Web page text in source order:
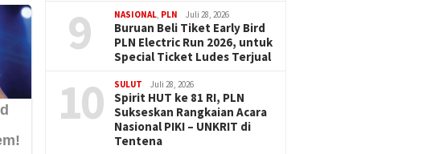
9 NASIONAL PLN Juli 28, 2026
Buruan Beli Tiket Early Bird
PLN Electric Run 2026, untuk
Special Ticket Ludes Terjual
10 SULUT Juli 28, 2026
Spirit HUT ke 81 RI, PLN
Sukseskan Rangkaian Acara
Nasional PIKI – UNKRIT di
Tentena